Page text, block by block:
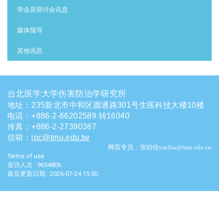
学会及研讨会讯息
媒体报导
其他讯息
台北医学大学伤害防治学研究所
地址：235新北市中和区圆通路301号生医科技大楼10楼
电话 ：+886-2-66202589 转16040
传真：+886-2-27390387
信箱 ： ipc@tmu.edu.tw
网页专员：张幼佳yachia@tmu.edu.tw
Terms of use
造访人次 : 9654806
最后更新日期 : 2026-07-24 15:50